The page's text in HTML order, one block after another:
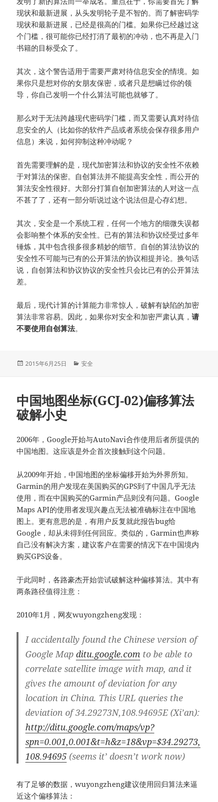
现状和最新进展，从头发明轮子是不智的。而了解密码学
现状和最新进展，已经是很高的门槛。如果你已经越过这
个门槛，很可能你已经打消了最初的冲动，也不再是入门
书籍的目标受众了。
其次，这个警告适用于需要严肃对待信息安全的情境。如
果你只是想对你的女朋友保密，或者只是想瞒过你的领
导，你自己发明一个什么算法可能也就够了。
那么对于无法跨越现代密码学门槛，而又需要认真对待信
息安全的人（比如你的软件产品或者系统会保存很多用户
信息）来说，如何抑制这种冲动呢？
首先需要理解的是，现代加密算法和协议的安全性不依赖
于对算法的保密。自创算法并不能提高安全性，而公开的
算法安全性很好。大部分打算自创加密算法的人对这一点
不甚了了，还有一部分听说过这个说法但是心存幻想。
其次，安全是一个系统工程，任何一个地方的细微失误都
会影响整个体系的安全性。已有的算法和协议经受过多年
锤炼，其中包含很多很多精妙的细节。自创的算法协议的
安全性不可能与已有的公开算法的协议相提并论。换句话
说，自创算法和协议协议的安全性只会比已有的公开算法
差。
最后，现代计算的计算能力非常惊人，破解有缺陷的加密
算法非常容易。因此，如果你对安全和加密严肃认真，请
不要使用自创算法。
发
2015年6月25日
分
安全
中国地图坐标(GCJ-02)偏移算法
破解小史
2006年，Google开始与AutoNavi合作使用后者所提供的
中国地图。这应该是外企首次接触到这个问题。
从2009年开始，中国地图的坐标偏移开始为外界所知。
Garmin的用户发现在美国购买的GPS到了中国几乎无法
使用，而在中国购买的Garmin产品则没有问题。Google
Maps API的使用者发现兴趣点无法被准确标注在中国地
图上。更有意思的是，有用户反复就此报告bug给
Google，却从未得到任何回应。类似的，Garmin也声称
自己没有解决方案，建议客户在需要的情况下在中国境内
购买GPS设备。
于此同时，各路豪杰开始尝试破解这种偏移算法。其中有
两条路径值得注意：
2010年1月，网友wuyongzheng发现：
I accidentally found the Chinese version of
Google Mapditu.google.com to be able to
correlate satellite image with map, and it
gives the amount of deviation for any
location in China. This URL queries the
deviation of 34.29273N,108.94695E (Xi’an):
http://ditu.google.com/maps/vp?
spn=0.001,0.001&t=h&z=18&vp=$34.29273,
108.94695 (seems it’ doesn’t work now)
有了足够的数据，wuyongzheng建议使用回归算法来逼
近这个偏移算法：